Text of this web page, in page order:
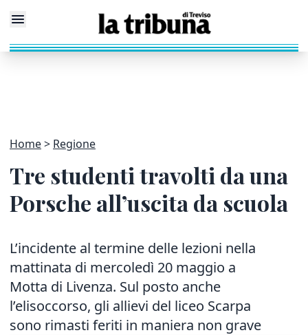
Home Regione
Tre studenti travolti da una
Porsche all’uscita da scuola
L’incidente al termine delle lezioni nella
mattinata di mercoledì 20 maggio a
Motta di Livenza. Sul posto anche
l’elisoccorso, gli allievi del liceo Scarpa
sono rimasti feriti in maniera non grave